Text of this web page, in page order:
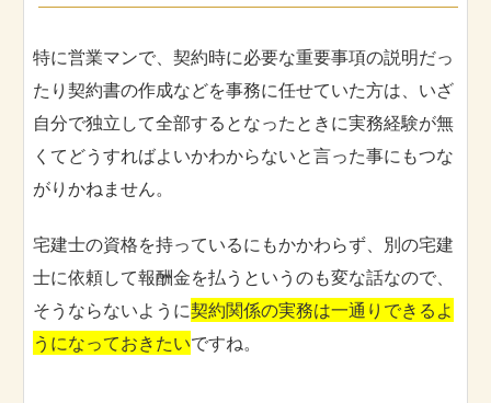
特に営業マンで、契約時に必要な重要事項の説明だっ
たり契約書の作成などを事務に任せていた方は、いざ
自分で独立して全部するとなったときに実務経験が無
くてどうすればよいかわからないと言った事にもつな
がりかねません。
宅建士の資格を持っているにもかかわらず、別の宅建
士に依頼して報酬金を払うというのも変な話なので、
そうならないように契約関係の実務は一通りできるよ
うになっておきたいですね。